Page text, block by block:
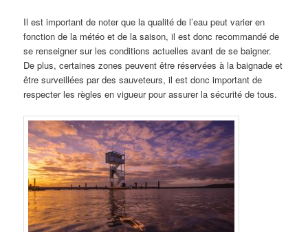
Il est important de noter que la qualité de l’eau peut varier en
fonction de la météo et de la saison, il est donc recommandé de
se renseigner sur les conditions actuelles avant de se baigner.
De plus, certaines zones peuvent être réservées à la baignade et
être surveillées par des sauveteurs, il est donc important de
respecter les règles en vigueur pour assurer la sécurité de tous.